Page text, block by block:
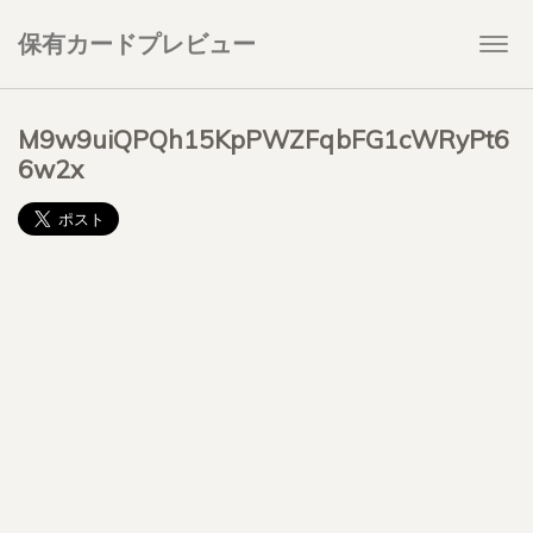
保有カードプレビュー
M9w9uiQPQh15KpPWZFqbFG1cWRyPt6
6w2x